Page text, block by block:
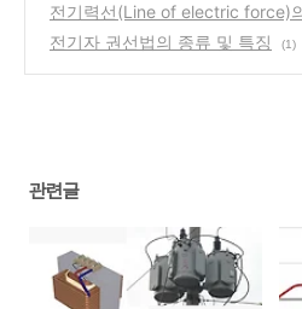
전기력선(Line of electric force)
전기자 권선법의 종류 및 특징 (1)
관련글